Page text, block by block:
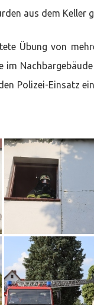
aus dem Keller
Übung von
Polizei-Einsatz